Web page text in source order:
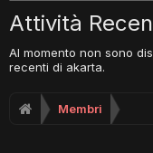
Attività
Al momento non sono
recenti di akarta.
Membri